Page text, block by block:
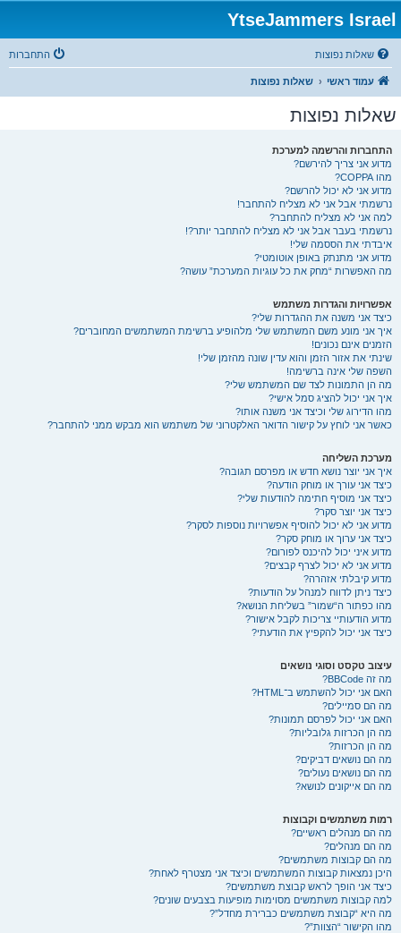
YtseJammers Israel
שאלות נפוצות התחברות
עמוד ראשי שאלות נפוצות
שאלות נפוצות
התחברות והרשמה למערכת
מדוע אני צריך להירשם?
מהו COPPA?
מדוע אני לא יכול להרשם?
נרשמתי אבל אני לא מצליח להתחבר!
למה אני לא מצליח להתחבר?
נרשמתי בעבר אבל אני לא מצליח להתחבר יותר?!
איבדתי את הססמה שלי!
מדוע אני מתנתק באופן אוטומטי?
מה האפשרות “מחק את כל עוגיות המערכת” עושה?
אפשרויות והגדרות משתמש
כיצד אני משנה את ההגדרות שלי?
איך אני מונע משם המשתמש שלי מלהופיע ברשימת המשתמשים המחוברים?
הזמנים אינם נכונים!
שינתי את אזור הזמן והוא עדין שונה מהזמן שלי!
השפה שלי אינה ברשימה!
מה הן התמונות לצד שם המשתמש שלי?
איך אני יכול להציג סמל אישי?
מהו הדירוג שלי וכיצד אני משנה אותו?
כאשר אני לוחץ על קישור הדואר האלקטרוני של משתמש הוא מבקש ממני להתחבר?
מערכת השליחה
איך אני יוצר נושא חדש או מפרסם תגובה?
כיצד אני עורך או מוחק הודעה?
כיצד אני מוסיף חתימה להודעות שלי?
כיצד אני יוצר סקר?
מדוע אני לא יכול להוסיף אפשרויות נוספות לסקר?
כיצד אני ערוך או מוחק סקר?
מדוע איני יכול להיכנס לפורום?
מדוע אני לא יכול לצרף קבצים?
מדוע קיבלתי אזהרה?
כיצד ניתן לדווח למנהל על הודעות?
מהו כפתור ה“שמור” בשליחת הנושא?
מדוע הודעותיי צריכות לקבל אישור?
כיצד אני יכול להקפיץ את הודעתי?
עיצוב טקסט וסוגי נושאים
מה זה BBCode?
האם אני יכול להשתמש ב־HTML?
מה הם סמיילים?
האם אני יכול לפרסם תמונות?
מה הן הכרזות גלובליות?
מה הן הכרזות?
מה הם נושאים דביקים?
מה הם נושאים נעולים?
מה הם אייקונים לנושא?
רמות משתמשים וקבוצות
מה הם מנהלים ראשיים?
מה הם מנהלים?
מה הם קבוצות משתמשים?
היכן נמצאות קבוצות המשתמשים וכיצד אני מצטרף לאחת?
כיצד אני הופך לראש קבוצת משתמשים?
למה קבוצות משתמשים מסוימות מופיעות בצבעים שונים?
מה היא “קבוצת משתמשים כברירת מחדל”?
מהו הקישור “הצוות”?